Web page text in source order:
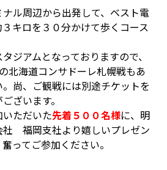
ル周辺から出発して、ベスト電
キロを３０分かけて歩くコース
ジアムとなっておりますので、
北海道コンサドーレ札幌戦もあ
尚、ご観戦には別途チケットを
ざいます。
ただいた先着５００名様に、明
社 福岡支社より嬉しいプレゼン
ってご参加ください。